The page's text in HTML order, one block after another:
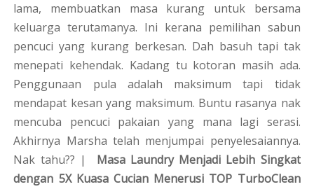
lama, membuatkan masa kurang untuk bersama
keluarga terutamanya. Ini kerana pemilihan sabun
pencuci yang kurang berkesan. Dah basuh tapi tak
menepati kehendak. Kadang tu kotoran masih ada.
Penggunaan pula adalah maksimum tapi tidak
mendapat kesan yang maksimum. Buntu rasanya nak
mencuba pencuci pakaian yang mana lagi serasi.
Akhirnya Marsha telah menjumpai penyelesaiannya.
Nak tahu?? | Masa Laundry Menjadi Lebih Singkat
dengan 5X Kuasa Cucian Menerusi TOP TurboClean